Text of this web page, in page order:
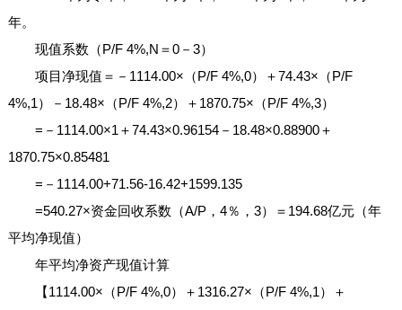
年。
现值系数（P/F 4%,N＝0－3）
项目净现值＝－1114.00×（P/F 4%,0）＋74.43×（P/F
4%,1）－18.48×（P/F 4%,2）＋1870.75×（P/F 4%,3）
=－1114.00×1＋74.43×0.96154－18.48×0.88900＋
1870.75×0.85481
=－1114.00+71.56-16.42+1599.135
=540.27×资金回收系数（A/P，4％，3）＝194.68亿元（年
平均净现值）
年平均净资产现值计算
【1114.00×（P/F 4%,0）＋1316.27×（P/F 4%,1）＋